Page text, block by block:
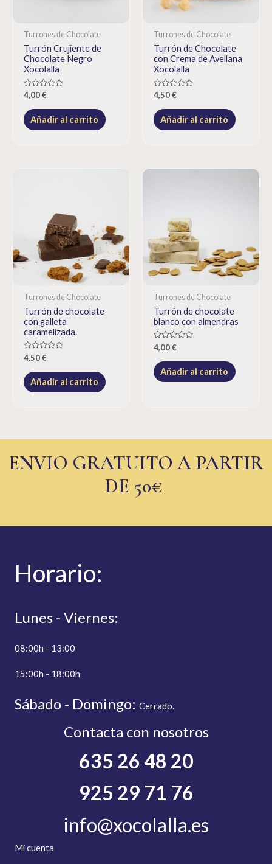
Turrones de Chocolate
Turrón Crujiente de
Chocolate Negro
Xocolalla
Rated
out
of
5
4,00€
Añadir al carrito
Turrones de Chocolate
Turrón de Chocolate
con Crema de Avellana
Xocolalla
Rated
out
of
5
4,50€
Añadir al carrito
Turrones de Chocolate
Turrón de chocolate
con galleta
caramelizada.
Rated
0
out
of
5
4,50€
Añadir al carrito
Turrones de Chocolate
Turrón de chocolate
blanco con almendras
Rated
0
out
of
5
4,00€
Añadir al carrito
ENVIO GRATUITO A PARTIR
DE 50€
Horario:
Lunes - Viernes:
08:00h - 13:00
15:00h - 18:00h
Sábado - Domingo: Cerrado.
Contacta con nosotros
635 26 48 20
925 29 71 76
info@xocolalla.es
Mi cuenta